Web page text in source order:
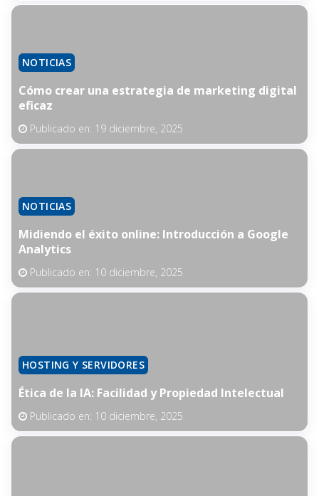
NOTICIAS
Cómo crear una estrategia de marketing digital
eficaz
Publicado en: 19 diciembre, 2025
NOTICIAS
Midiendo el éxito online: Introducción a Google
Analytics
Publicado en: 10 diciembre, 2025
HOSTING Y SERVIDORES
Ética de la IA: Facilidad y Propiedad Intelectual
Publicado en: 10 diciembre, 2025